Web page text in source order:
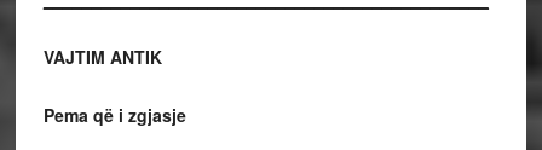
VAJTIM ANTIK
Pema që i zgjasje